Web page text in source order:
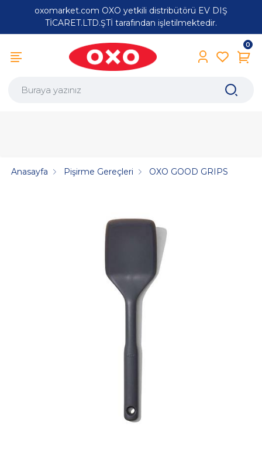
oxomarket.com OXO yetkili distribütörü EV DIŞ
TİCARET.LTD.ŞTİ tarafından işletilmektedir.
0
Anasayfa Pişirme Gereçleri OXO GOOD GRIPS